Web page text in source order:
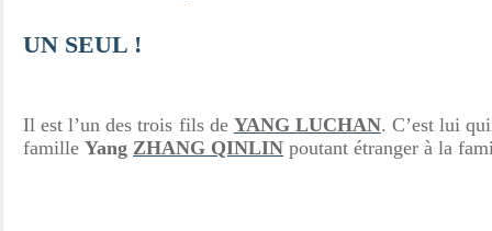
UN SEUL !
Il est l’un des trois fils de YANG LUCHAN. C’est lui
famille Yang ZHANG QINLIN poutant étranger à la